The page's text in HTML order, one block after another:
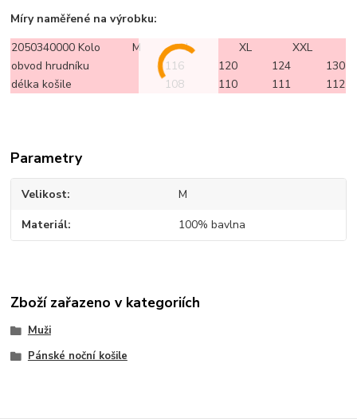
Míry naměřené na výrobku:
2050340000 Kolo
M L XL
XXL
obvod hrudníku
116 120 124
130
délka košile
108 110 111 112
Parametry
Velikost M
Materiál 100% bavlna
Zboží zařazeno v kategoriích
Muži
Pánské noční košile